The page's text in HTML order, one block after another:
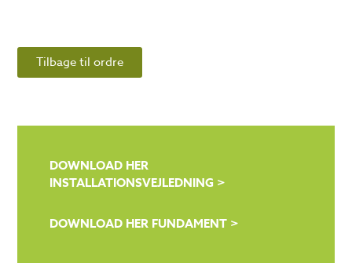
Tilbage til ordre
DOWNLOAD HER
INSTALLATIONSVEJLEDNING >
DOWNLOAD HER FUNDAMENT >